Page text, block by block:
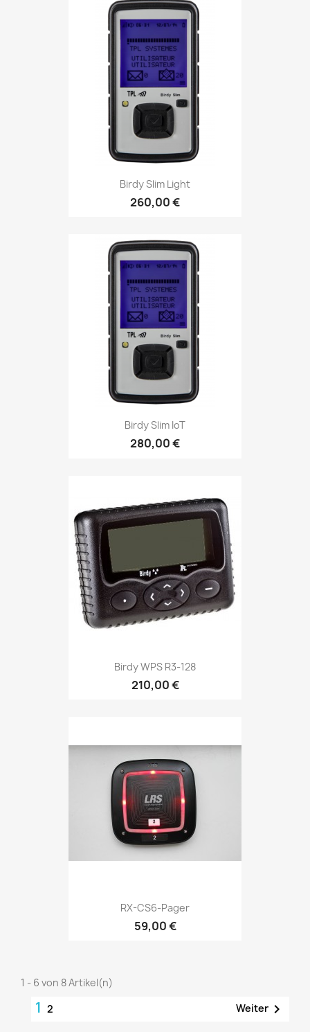
Birdy Slim Light
260,00 €
Birdy Slim IoT
280,00 €
Birdy WPS R3-128
210,00 €
RX-CS6-Pager
59,00 €
1 - 6 von 8 Artikel(n)
1 2 Weiter 